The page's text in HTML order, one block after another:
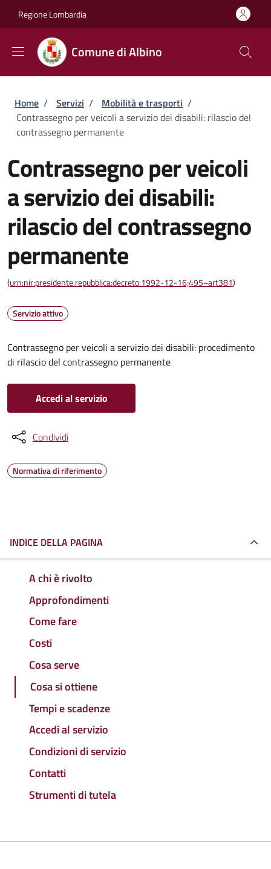
Regione Lombardia
Comune di Albino
Briciole di pane
Home / Servizi / Mobilità e trasporti /
Contrassegno per veicoli a servizio dei disabili: rilascio del
contrassegno permanente
Contrassegno per veicoli
a servizio dei disabili:
rilascio del contrassegno
permanente
(urn:nir:presidente.repubblica:decreto:1992-12-16;495~art381)
Servizio attivo
Contrassegno per veicoli a servizio dei disabili: procedimento
di rilascio del contrassegno permanente
Accedi al servizio
Condividi
Normativa di riferimento
INDICE DELLA PAGINA
A chi è rivolto
Approfondimenti
Come fare
Costi
Cosa serve
Cosa si ottiene
Tempi e scadenze
Accedi al servizio
Condizioni di servizio
Contatti
Strumenti di tutela